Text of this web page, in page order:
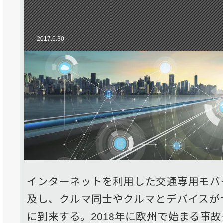
2017.6.30
インターネットを利用した交通専用モ
及し、クルマ同士やクルマとデバイス
に到来する。2018年に欧州で始まる事